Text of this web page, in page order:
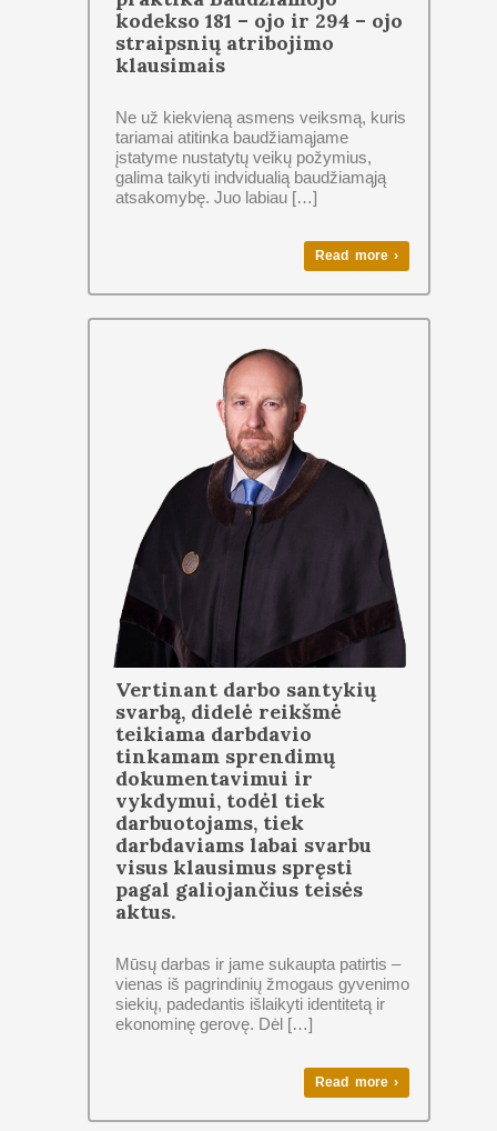
kodekso 181 – ojo ir 294 – ojo
straipsnių atribojimo
klausimais
Ne už kiekvieną asmens veiksmą, kuris
tariamai atitinka baudžiamąjame
įstatyme nustatytų veikų požymius,
galima taikyti indvidualią baudžiamąją
atsakomybę. Juo labiau […]
Read more ›
Vertinant darbo santykių
svarbą, didelė reikšmė
teikiama darbdavio
tinkamam sprendimų
dokumentavimui ir
vykdymui, todėl tiek
darbuotojams, tiek
darbdaviams labai svarbu
visus klausimus spręsti
pagal galiojančius teisės
aktus.
Mūsų darbas ir jame sukaupta patirtis –
vienas iš pagrindinių žmogaus gyvenimo
siekių, padedantis išlaikyti identitetą ir
ekonominę gerovę. Dėl […]
Read more ›